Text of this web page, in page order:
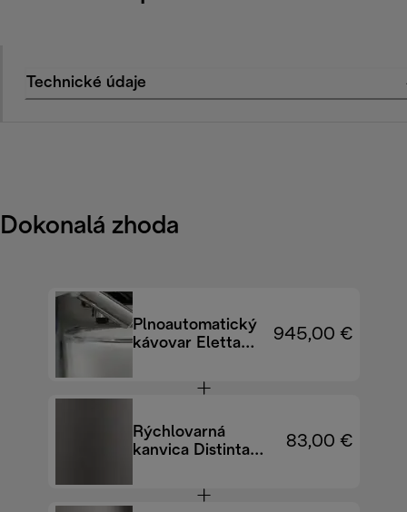
Technické údaje
Dokonalá zhoda
Plnoautomatický
kávovar Eletta
ECAM450.86.T
EX:4
945,00 €
Rýchlovarná
kanvica Distinta
KBIN2001.TB
83,00 €